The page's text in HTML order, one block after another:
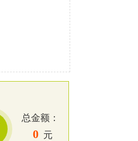
总金额：
0 元